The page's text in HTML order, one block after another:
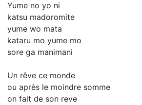
Yume no yo ni
katsu madoromite
yume wo mata
kataru mo yume mo
sore ga manimani
Un rêve ce monde
ou après le moindre somme
on fait de son reve